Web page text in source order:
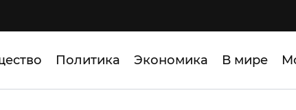
Политика Экономика В мире